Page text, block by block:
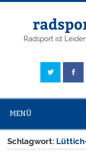
Radsport ist
MENÜ
Schlagwort: